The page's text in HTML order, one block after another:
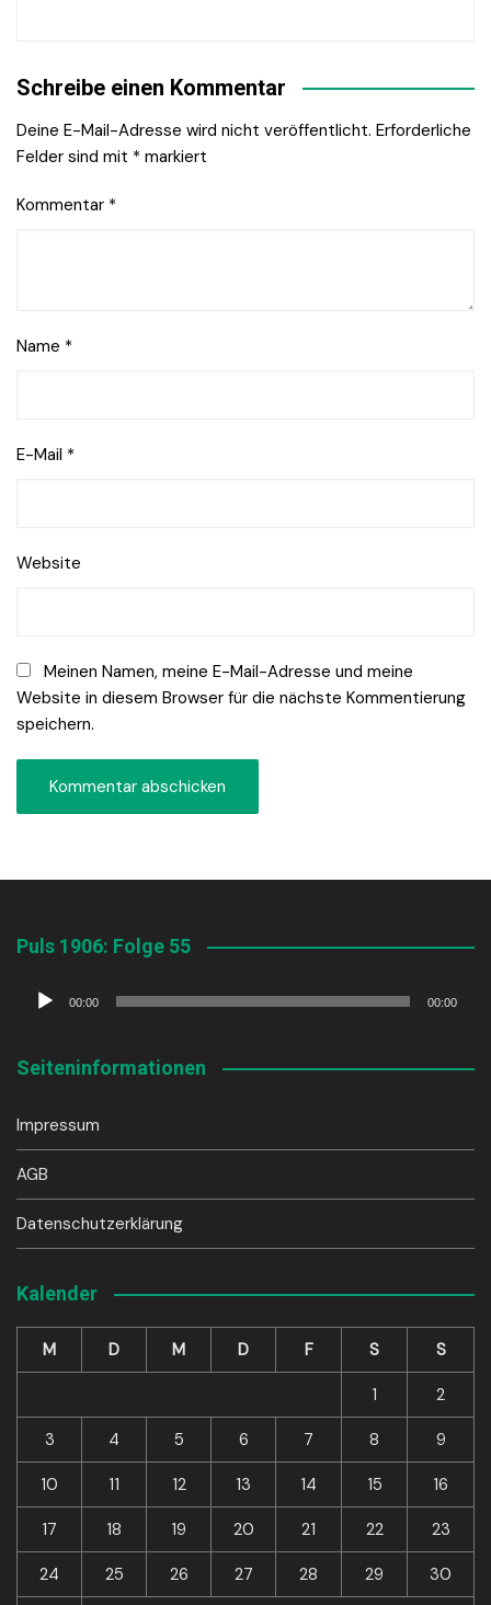
Schreibe einen Kommentar
Deine E-Mail-Adresse wird nicht veröffentlicht. Erforderliche
Felder sind mit * markiert
Kommentar *
Name *
E-Mail *
Website
Meinen Namen, meine E-Mail-Adresse und meine
Website in diesem Browser für die nächste Kommentierung
speichern.
Puls 1906: Folge 55
Audio-
00:00 00:00
Seiteninformationen
Impressum
AGB
Datenschutzerklärung
Kalender
M D M D F S S
1 2
3 4 5 6 7 8 9
10 11 12 13 14 15 16
17 18 19 20 21 22 23
24 25 26 27 28 29 30